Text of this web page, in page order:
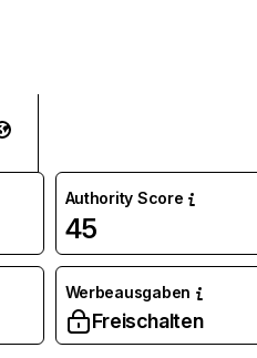
Authority Score
45
Werbeausgaben
Freischalten